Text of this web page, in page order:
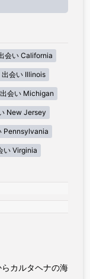
会い California
出会い Illinois
出会い Michigan
New Jersey
Pennsylvania
い Virginia
カルタヘナの海